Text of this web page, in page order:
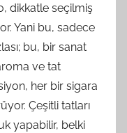
dikkatle seçilmiş
Yani bu, sadece
bu, bir sanat
ve tat
her bir sigara
Çeşitli tatları
yapabilir, belki